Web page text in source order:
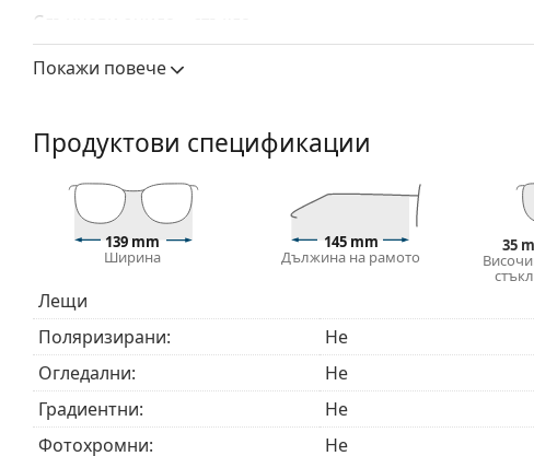
Слънчеви очила – стъкла
белия цвят.
Слънчевите очила имат UV 400 защита, която
Лещите на слънчевите очила имат слънчев филтър
между 18 – 43%). Те са малко по-леки от обикновено
и за ежедневно облекло.
Аксесоари
Доставяме слънчевите очила в оригиналния им
или торбичката и дизайнът могат да варират.
Кърпичката за почистване, доставяна със
за тях. Някои модели могат да бъдат доставяни с
Разгледайте пълната ни гама
слънчеви очила
Покажи повече
Продуктови спецификации
139 mm
Ширина
145 mm
Дължина на рамото
35
Лещи
Поляризирани:
Не
Огледални:
Не
Градиентни:
Не
Фотохромни:
Не